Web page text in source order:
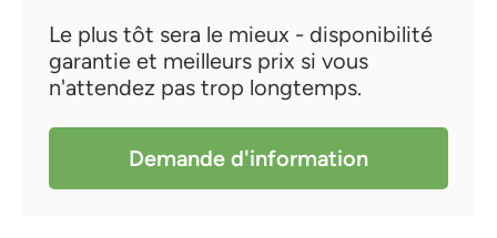
Le plus tôt sera le mieux - disponibilité
garantie et meilleurs prix si vous
n'attendez pas trop longtemps.
Demande d'information